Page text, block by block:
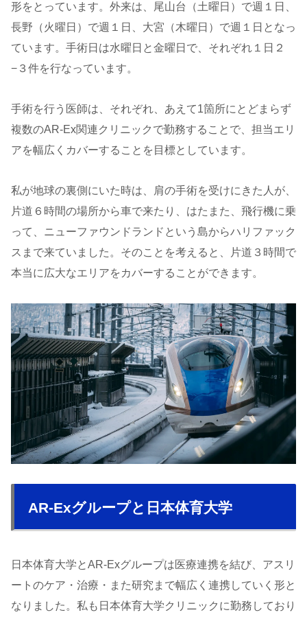
形をとっています。外来は、尾山台（土曜日）で週１日、
長野（火曜日）で週１日、大宮（木曜日）で週１日となっ
ています。手術日は水曜日と金曜日で、それぞれ１日２
−３件を行なっています。
手術を行う医師は、それぞれ、あえて1箇所にとどまらず
複数のAR-Ex関連クリニックで勤務することで、担当エリ
アを幅広くカバーすることを目標としています。
私が地球の裏側にいた時は、肩の手術を受けにきた人が、
片道６時間の場所から車で来たり、はたまた、飛行機に乗
って、ニューファウンドランドという島からハリファック
スまで来ていました。そのことを考えると、片道３時間で
本当に広大なエリアをカバーすることができます。
AR-Exグループと日本体育大学
日本体育大学とAR-Exグループは医療連携を結び、アスリ
ートのケア・治療・また研究まで幅広く連携していく形と
なりました。私も日本体育大学クリニックに勤務しており